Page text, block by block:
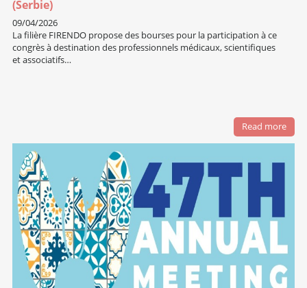
(Serbie)
09/04/2026
La filière FIRENDO propose des bourses pour la participation à ce
congrès à destination des professionnels médicaux, scientifiques
et associatifs…
Read more